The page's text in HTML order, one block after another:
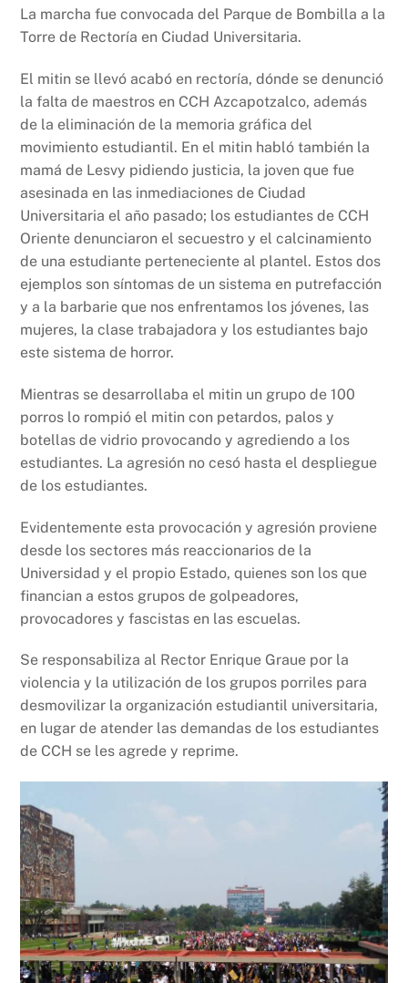
La marcha fue convocada del Parque de Bombilla a la
Torre de Rectoría en Ciudad Universitaria.
El mitin se llevó acabó en rectoría, dónde se denunció
la falta de maestros en CCH Azcapotzalco, además
de la eliminación de la memoria gráfica del
movimiento estudiantil. En el mitin habló también la
mamá de Lesvy pidiendo justicia, la joven que fue
asesinada en las inmediaciones de Ciudad
Universitaria el año pasado; los estudiantes de CCH
Oriente denunciaron el secuestro y el calcinamiento
de una estudiante perteneciente al plantel. Estos dos
ejemplos son síntomas de un sistema en putrefacción
y a la barbarie que nos enfrentamos los jóvenes, las
mujeres, la clase trabajadora y los estudiantes bajo
este sistema de horror.
Mientras se desarrollaba el mitin un grupo de 100
porros lo rompió el mitin con petardos, palos y
botellas de vidrio provocando y agrediendo a los
estudiantes. La agresión no cesó hasta el despliegue
de los estudiantes.
Evidentemente esta provocación y agresión proviene
desde los sectores más reaccionarios de la
Universidad y el propio Estado, quienes son los que
financian a estos grupos de golpeadores,
provocadores y fascistas en las escuelas.
Se responsabiliza al Rector Enrique Graue por la
violencia y la utilización de los grupos porriles para
desmovilizar la organización estudiantil universitaria,
en lugar de atender las demandas de los estudiantes
de CCH se les agrede y reprime.